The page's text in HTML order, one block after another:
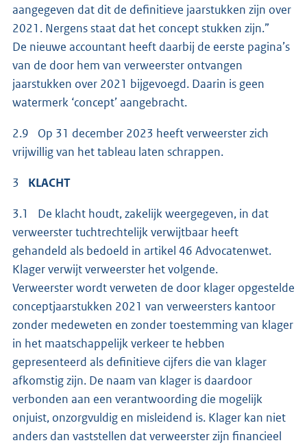
aangegeven dat dit de definitieve jaarstukken zijn over
2021. Nergens staat dat het concept stukken zijn.”
De nieuwe accountant heeft daarbij de eerste pagina’s
van de door hem van verweerster ontvangen
jaarstukken over 2021 bijgevoegd. Daarin is geen
watermerk ‘concept’ aangebracht.
2.9 Op 31 december 2023 heeft verweerster zich
vrijwillig van het tableau laten schrappen.
3 KLACHT
3.1 De klacht houdt, zakelijk weergegeven, in dat
verweerster tuchtrechtelijk verwijtbaar heeft
gehandeld als bedoeld in artikel 46 Advocatenwet.
Klager verwijt verweerster het volgende.
Verweerster wordt verweten de door klager opgestelde
conceptjaarstukken 2021 van verweersters kantoor
zonder medeweten en zonder toestemming van klager
in het maatschappelijk verkeer te hebben
gepresenteerd als definitieve cijfers die van klager
afkomstig zijn. De naam van klager is daardoor
verbonden aan een verantwoording die mogelijk
onjuist, onzorgvuldig en misleidend is. Klager kan niet
anders dan vaststellen dat verweerster zijn financieel